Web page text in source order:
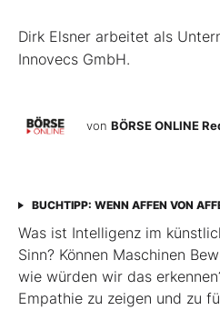
Dirk Elsner arbeitet als
Innovecs GmbH.
von BÖRSE ONLINE
BUCHTIPP: WENN AFFEN VON
Was ist Intelligenz im
Sinn? Können Maschinen
wie würden wir das
Empathie zu zeigen und zu